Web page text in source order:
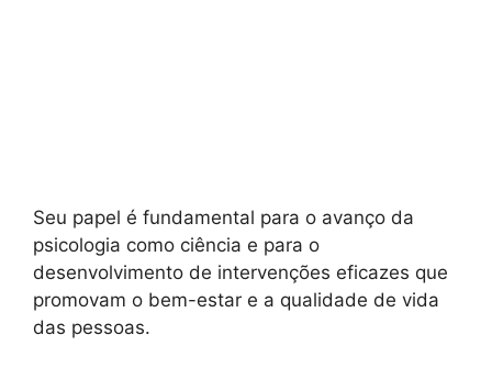
Seu papel é fundamental para o avanço da
psicologia como ciência e para o
desenvolvimento de intervenções eficazes que
promovam o bem-estar e a qualidade de vida
das pessoas.